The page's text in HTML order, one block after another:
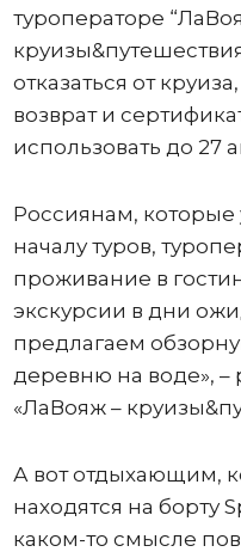
туроператоре
отказаться от
возврат и
использовать до 27
Россиянам, которые
началу туров,
проживание в
экскурсии в дни
предлагаем
деревню на воде», –
«ЛаВояж –
А вот отдыхающим,
находятся на борту
каком-то смысле